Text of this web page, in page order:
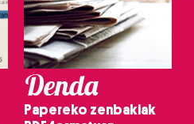
Denda
Papereko zenbakiak